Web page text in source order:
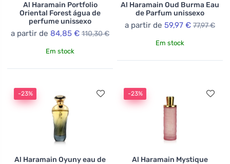
Al Haramain Portfolio
Oriental Forest água de
perfume unissexo
a partir de 84,85 € 110,30 €
Em stock
Al Haramain Oud Burma Eau
de Parfum unissexo
a partir de 59,97 € 77,97 €
Em stock
-23%
Al Haramain Oyuny eau de
-23%
Al Haramain Mystique